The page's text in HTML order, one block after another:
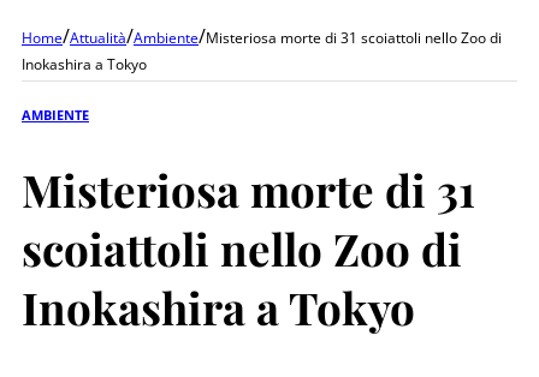
Home/Attualità/Ambiente/Misteriosa morte di 31 scoiattoli nello Zoo di
Inokashira a Tokyo
AMBIENTE
Misteriosa morte di 31
scoiattoli nello Zoo di
Inokashira a Tokyo